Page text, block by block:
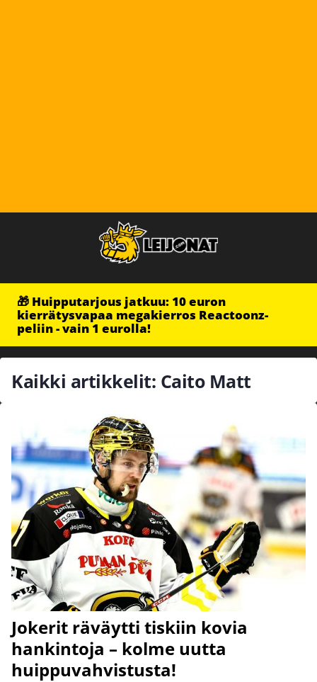
🎁 Huipputarjous jatkuu: 10 euron
kierrätysvapaa megakierros Reactoonz-
peliin - vain 1 eurolla!
Kaikki artikkelit: Caito Matt
Jokerit räväytti tiskiin kovia
hankintoja – kolme uutta
huippuvahvistusta!